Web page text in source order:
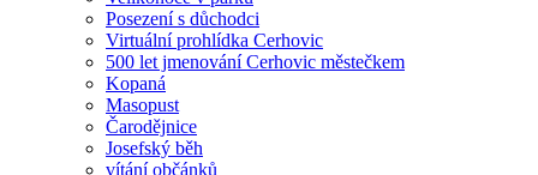
Posezení s důchodci
Virtuální prohlídka Cerhovic
500 let jmenování Cerhovic městečkem
Kopaná
Masopust
Čarodějnice
Josefský běh
vítání občánků